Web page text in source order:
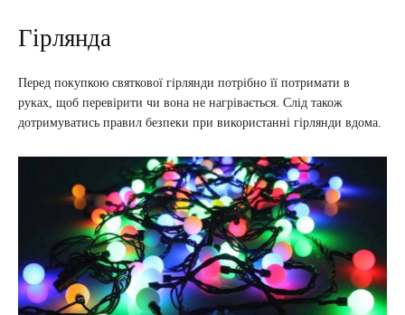
Гірлянда
Перед покупкою святкової гірлянди потрібно її потримати в
руках, щоб перевірити чи вона не нагрівається. Слід також
дотримуватись правил безпеки при використанні гірлянди вдома.